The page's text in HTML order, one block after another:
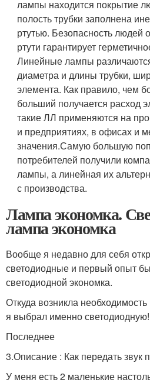
лампы находится покрытие
полость трубки заполнена
ртутью. Безопасность людей
ртути гарантирует
Линейные лампы
диаметра и длины трубки,
элемента. Как правило, чем
больший получается расход
такие ЛЛ применяются на
и предприятиях, в офисах и
значения.Самую большую
потребителей получили
лампы, а линейная их
с производства.
Лампа экономка.
лампа экономка
Вообще я недавно для себя
светодиодные и первый опыт
светодиодной экономка.
Откуда возникла
я выбрал именно
Последнее
3.Описание : Как передать звук
У меня есть 2 маленькие